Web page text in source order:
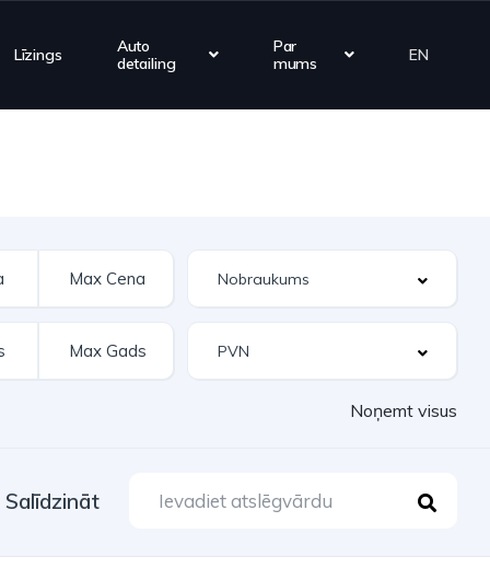
Līzings
Auto
detailing
Par
mums
EN
Noņemt visus
Salīdzināt